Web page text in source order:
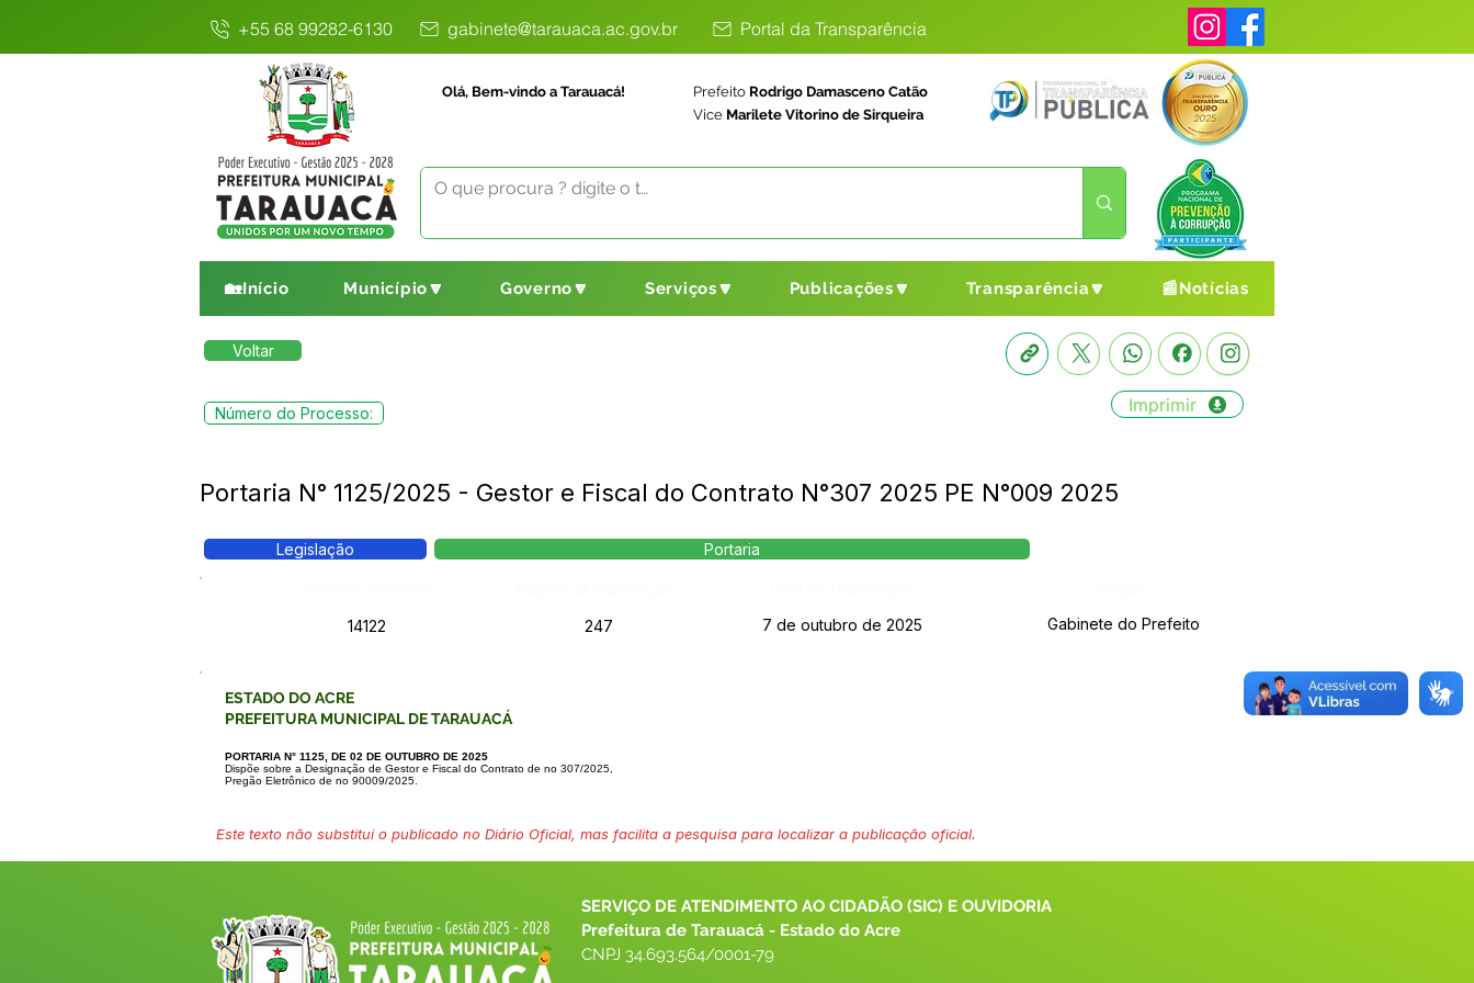
+55 68 99282-6130 gabinete@tarauaca.ac.gov.br Portal da Transparência
Olá, Bem-vindo a Tarauacá! Prefeito Rodrigo Damasceno Catão
Vice Marilete Vitorino de Sirqueira
🏡Início Município🔽 Governo🔽 Serviços🔽 Publicações🔽 Transparência🔽 📰Notícias
Voltar
Número do Processo: Imprimir
Portaria N° 1125/2025 - Gestor e Fiscal do Contrato N°307 2025 PE N°009 2025
Legislação Portaria
14122
247 7 de outubro de 2025 Gabinete do Prefeito
ESTADO DO ACRE
PREFEITURA MUNICIPAL DE TARAUACÁ
PORTARIA N° 1125, DE 02 DE OUTUBRO DE 2025
Dispõe sobre a Designação de Gestor e Fiscal do Contrato de no 307/2025,
Pregão Eletrônico de no 90009/2025.
Este texto não substitui o publicado no Diário Oficial, mas facilita a pesquisa para localizar a publicação oficial.
SERVIÇO DE ATENDIMENTO AO CIDADÃO (SIC) E OUVIDORIA
Prefeitura de Tarauacá - Estado do Acre
CNPJ 34.693.564/0001-79